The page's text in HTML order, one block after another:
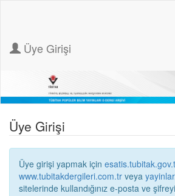
Üye Girişi
Üye Girişi
Üye girişi yapmak için
www.tubitakdergileri.com.tr veya
sitelerinde kullandığınız e-posta ve